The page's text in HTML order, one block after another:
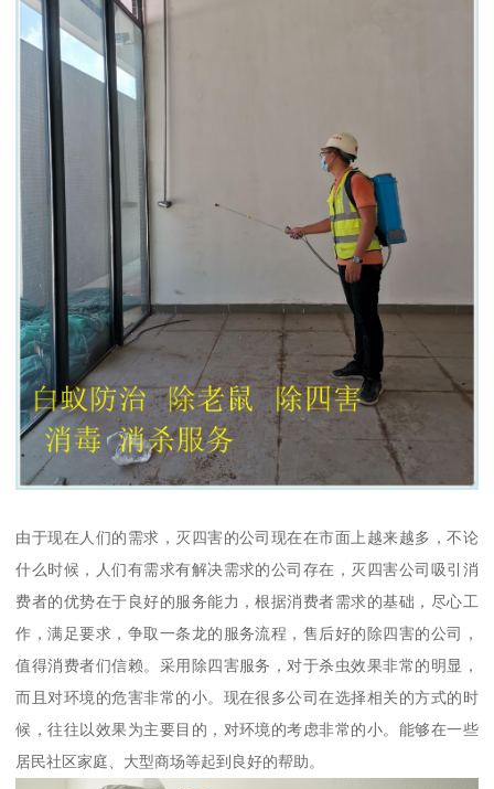
由于现在人们的需求，灭四害的公司现在在市面上越来越多，不论
什么时候，人们有需求有解决需求的公司存在，灭四害公司吸引消
费者的优势在于良好的服务能力，根据消费者需求的基础，尽心工
作，满足要求，争取一条龙的服务流程，售后好的除四害的公司，
值得消费者们信赖。采用除四害服务，对于杀虫效果非常的明显，
而且对环境的危害非常的小。现在很多公司在选择相关的方式的时
候，往往以效果为主要目的，对环境的考虑非常的小。能够在一些
居民社区家庭、大型商场等起到良好的帮助。